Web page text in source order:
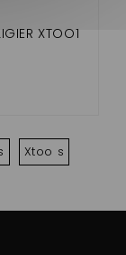
XTOO1
Xtoo s